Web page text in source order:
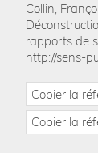
Collin,
rapports de
http://sens-
Copier la
Copier la